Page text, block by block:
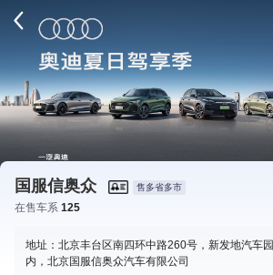
国服信奥众 售多省多市
在售车系 125
地址：北京丰台区南四环中路260号，新发地汽车园
内，北京国服信奥众汽车有限公司